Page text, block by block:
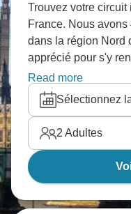
Trouvez votre
France. Nous
dans la région Nord
apprécié pour s'y
le mois qui compte
départs.
Read more
Sélectionnez
2 Adultes